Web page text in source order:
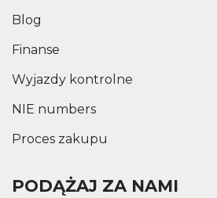
Blog
Finanse
Wyjazdy kontrolne
NIE numbers
Proces zakupu
PODĄŻAJ ZA NAMI